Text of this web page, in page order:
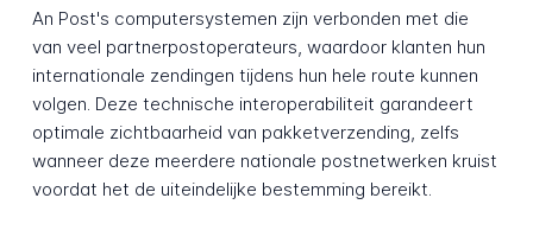
An Post's computersystemen zijn verbonden met die
van veel partnerpostoperateurs, waardoor klanten hun
internationale zendingen tijdens hun hele route kunnen
volgen. Deze technische interoperabiliteit garandeert
optimale zichtbaarheid van pakketverzending, zelfs
wanneer deze meerdere nationale postnetwerken kruist
voordat het de uiteindelijke bestemming bereikt.